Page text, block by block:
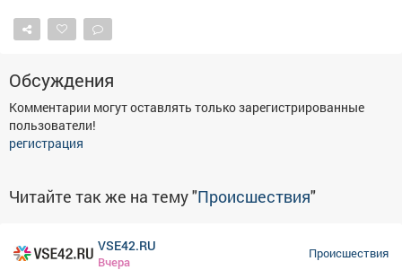
Обсуждения
Комментарии могут оставлять только зарегистрированные
пользователи!
регистрация
Читайте так же на тему "Происшествия"
VSE42.RU
Вчера
Происшествия